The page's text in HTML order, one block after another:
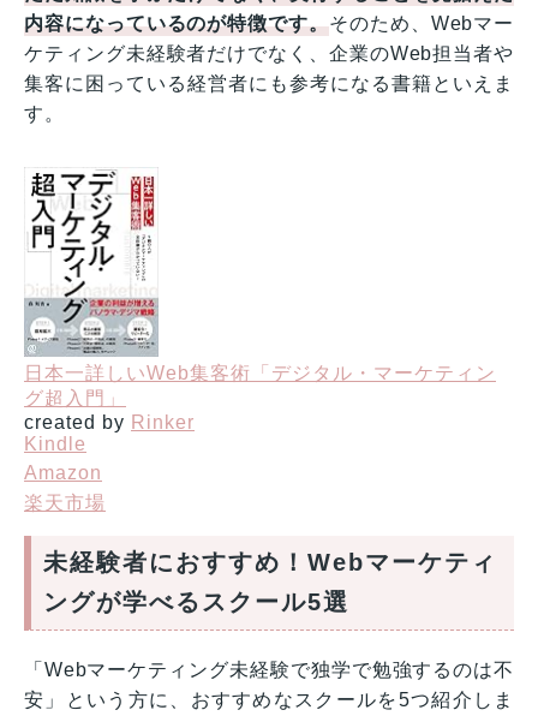
内容になっているのが特徴です。そのため、Webマー
ケティング未経験者だけでなく、企業のWeb担当者や
集客に困っている経営者にも参考になる書籍といえま
す。
日本一詳しいWeb集客術「デジタル・マーケティン
グ超入門」
created by Rinker
Kindle
Amazon
楽天市場
未経験者におすすめ！Webマーケティ
ングが学べるスクール5選
「Webマーケティング未経験で独学で勉強するのは不
安」という方に、おすすめなスクールを5つ紹介しま